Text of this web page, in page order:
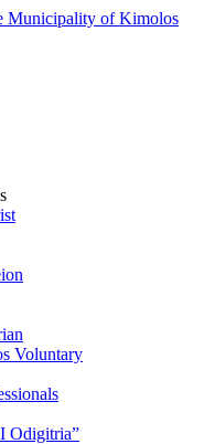
Voluntary
Odigitria”